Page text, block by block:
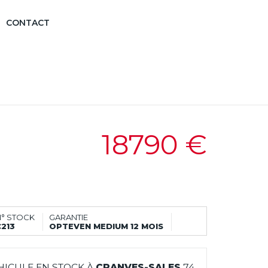
CONTACT
18790 €
STOCK
GARANTIE
OPTEVEN MEDIUM 12 MOIS